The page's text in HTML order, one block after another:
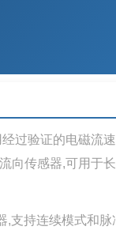
过验证的电磁流
向传感器,可用于
,支持连续模式和脉